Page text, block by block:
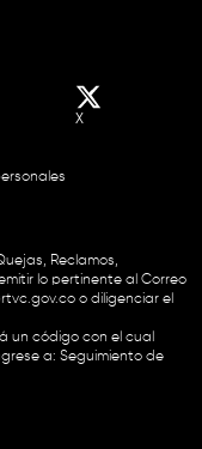
X
Reclamos,
lo pertinente al Correo
o diligenciar el
un código con el cual
a: Seguimiento de